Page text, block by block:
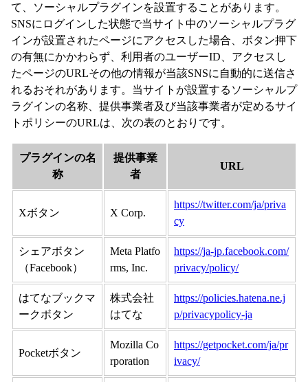
て、ソーシャルプラグインを設置することがあります。
SNSにログインした状態で当サイト中のソーシャルプラグ
インが設置されたページにアクセスした場合、ボタン押下
の有無にかかわらず、利用者のユーザーID、アクセスし
たページのURLその他の情報が当該SNSに自動的に送信さ
れるおそれがあります。当サイトが設置するソーシャルプ
ラグインの名称、提供事業者及び当該事業者が定めるサイ
トポリシーのURLは、次の表のとおりです。
プラグインの名
称
提供事業
者
URL
Xボタン X Corp.
https://twitter.com/ja/priva
cy
シェアボタン
（Facebook）
Meta Platfo
rms, Inc.
https://ja-jp.facebook.com/
privacy/policy/
はてなブックマ
ークボタン
株式会社
はてな
https://policies.hatena.ne.j
p/privacypolicy-ja
Pocketボタン
Mozilla Co
rporation
https://getpocket.com/ja/pr
ivacy/